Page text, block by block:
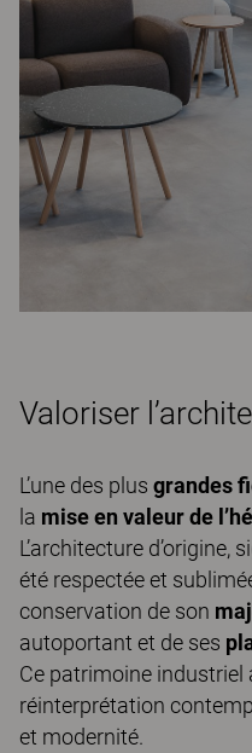
Valoriser
L’une des plus grandes
la mise en valeur de
L’architecture d’origine,
été respectée et
conservation de son
autoportant et de ses
Ce patrimoine industriel
réinterprétation
et modernité.